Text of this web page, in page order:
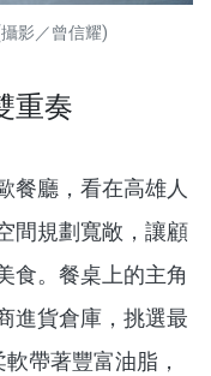
影／曾信耀)
重奏
廳，看在高雄人
間規劃寬敞，讓顧
食。餐桌上的主角
進貨倉庫，挑選最
帶著豐富油脂，